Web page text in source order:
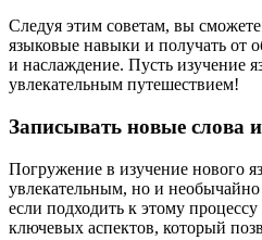
Следуя этим советам, вы
языковые навыки и получать от
и наслаждение. Пусть изучение
увлекательным путешествием!
Записывать новые слова
Погружение в изучение нового
увлекательным, но и
если подходить к этому
ключевых аспектов, который